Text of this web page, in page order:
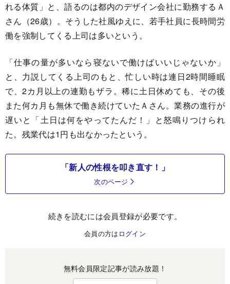
れる体質」と、語るのは都内のデザイン会社に勤務するＡ
さん（26歳）。そうした社風ゆえに、若手社員に長時間労
働を強制してくる上司は多いという。
「仕事の量が多いなら寝ないで働けばいいじゃないか」
と、力説してくる上司のもと、忙しい時は連日2時間睡眠
で、2カ月以上の連勤もザラ。稀に土日休めても、その後
また何カ月も無休で働き続けていたＡさん。業務の進行が
遅いと「土日は何をやってたんだ！」と怒鳴りつけられ
た。残業代は1円も出なかったという。
「新人の性根を叩き直す！」
次のページ
続きを読むには会員登録が必要です。
会員の方は ログイン
無料会員限定記事が読み放題！